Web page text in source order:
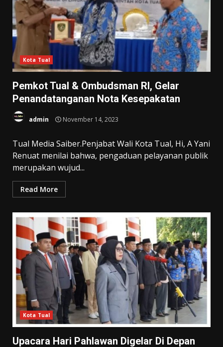
Kota Tual
Pemkot Tual & Ombudsman RI, Gelar
Penandatanganan Nota Kesepakatan
admin November 14, 2023
Tual Media Saiber.Penjabat Wali Kota Tual, Hi, A Yani
Renuat menilai bahwa, pengaduan pelayanan publik
merupakan wujud...
Read More
Kota Tual
Upacara Hari Pahlawan Digelar Di Depan